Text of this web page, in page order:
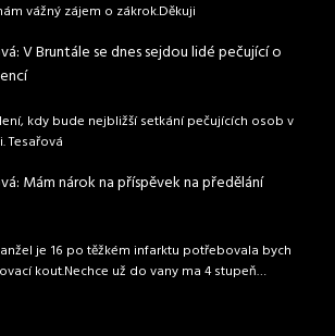
vážný zájem o zákrok.Děkuji
:V Bruntále se dnes sejdou lidé pečující o
kdy bude nejbližší setkání pečujících osob v
Tesařová
: Mám nárok na příspěvek na předělání
je 16 po těžkém infarktu potřebovala bych
kout.Nechce už do vany ma 4 stupeň…